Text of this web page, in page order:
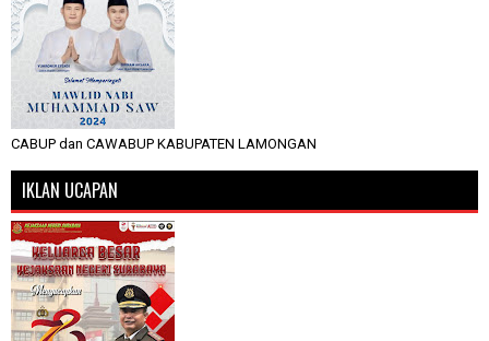
CABUP dan CAWABUP KABUPATEN LAMONGAN
IKLAN UCAPAN